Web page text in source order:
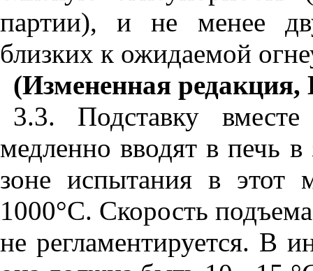
партии), и не менее
близких к ожидаемой
(Измененная
3.3. Подставку
медленно вводят в печь
зоне испытания в
1000°С. Скорость
не регламентируется. В